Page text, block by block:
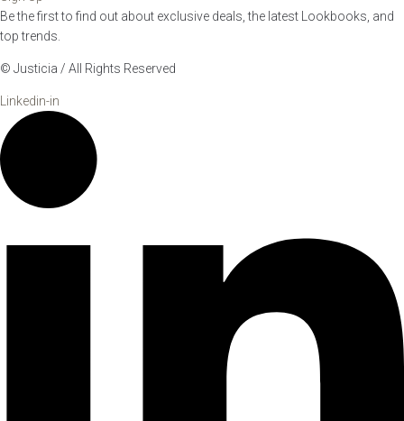
Be the first to find out about exclusive deals, the latest Lookbooks, and
top trends.
© Justicia / All Rights Reserved
Linkedin-in